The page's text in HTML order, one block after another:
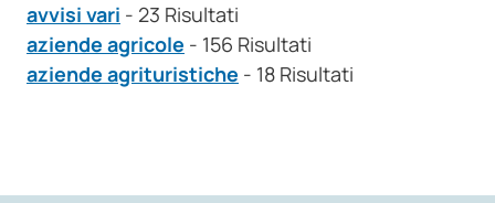
avvisi vari - 23 Risultati
aziende agricole - 156 Risultati
aziende agrituristiche - 18 Risultati